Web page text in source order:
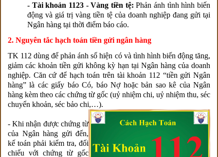
- Tài khoản 1123 - Vàng tiền tệ: Phản ánh tình hình biến
động và giá trị vàng tiền tệ của doanh nghiệp đang gửi tại
Ngân hàng tại thời điểm báo cáo.
2. Nguyên tắc hạch toán tiền gửi ngân hàng
TK 112 dùng để phản ánh số hiện có và tình hình biến động tăng,
giảm các khoản tiền gửi không kỳ hạn tại Ngân hàng của doanh
nghiệp. Căn cứ để hạch toán trên tài khoản 112 “tiền gửi Ngân
hàng” là các giấy báo Có, báo Nợ hoặc bản sao kê của Ngân
hàng kèm theo các chứng từ gốc (uỷ nhiệm chi, uỷ nhiệm thu, séc
chuyển khoản, séc bảo chi,…).
- Khi nhận được chứng từ
của Ngân hàng gửi đến,
kế toán phải kiểm tra, đối
chiếu với chứng từ gốc